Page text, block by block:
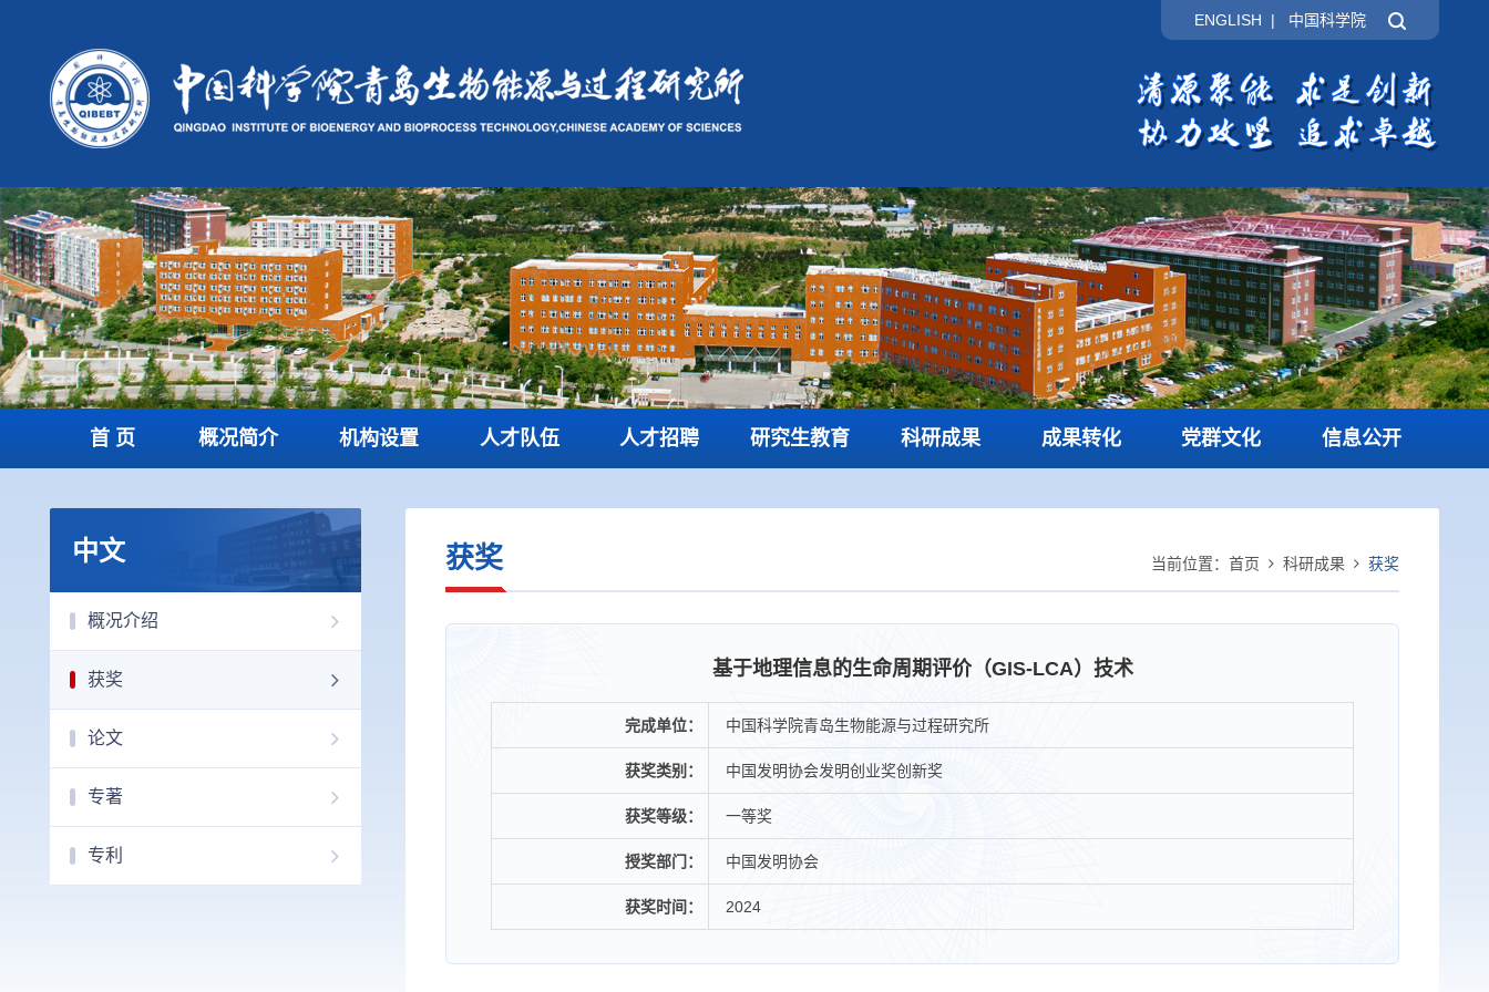
ENGLISH | 中国科学院
首 页 概况简介 机构设置 人才队伍 人才招聘 研究生教育 科研成果 成果转化 党群文化 信息公开
中文
概况介绍
获奖
论文
专著
专利
当前位置： 首页 科研成果 获奖
获奖
基于地理信息的生命周期评价（GIS-LCA）技术
完成单位： 中国科学院青岛生物能源与过程研究所
获奖类别： 中国发明协会发明创业奖创新奖
获奖等级： 一等奖
授奖部门： 中国发明协会
获奖时间： 2024